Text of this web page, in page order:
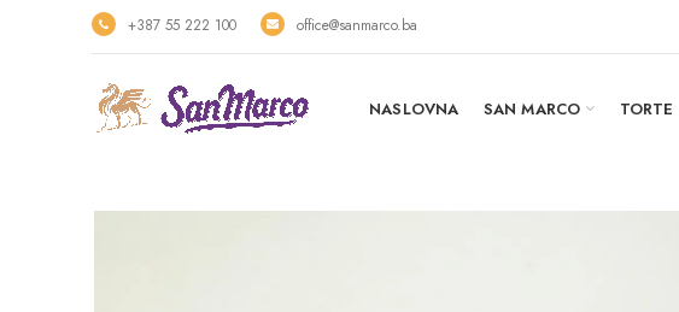
+387 55 222 100 office@sanmarco.ba
NASLOVNA SAN MARCO TORTE